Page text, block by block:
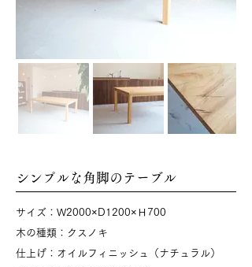
シンプルな角脚のテーブル
サイズ：W2000×D1200×Ｈ700
木の種類：クスノキ
​仕上げ：オイルフィニッシュ（ナチュラル）